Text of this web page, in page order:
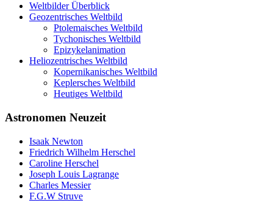
Weltbilder Überblick
Geozentrisches Weltbild
Ptolemaisches Weltbild
Tychonisches Weltbild
Epizykelanimation
Heliozentrisches Weltbild
Kopernikanisches Weltbild
Keplersches Weltbild
Heutiges Weltbild
Astronomen Neuzeit
Isaak Newton
Friedrich Wilhelm Herschel
Caroline Herschel
Joseph Louis Lagrange
Charles Messier
F.G.W Struve